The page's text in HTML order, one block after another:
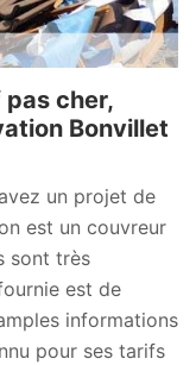
cher,
Bonvillet
un projet de
est un couvreur
sont très
est de
informations
pour ses tarifs